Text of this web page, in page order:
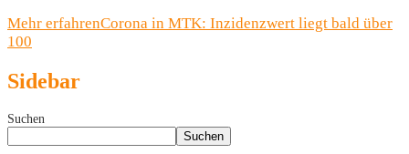
Mehr erfahrenCorona in MTK: Inzidenzwert liegt bald über
100
Sidebar
Suchen
Suchen